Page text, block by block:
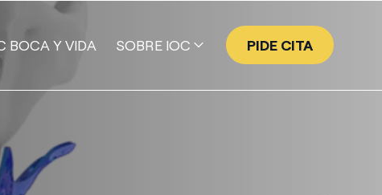
BOCA Y VIDA SOBRE IOC PIDE CITA